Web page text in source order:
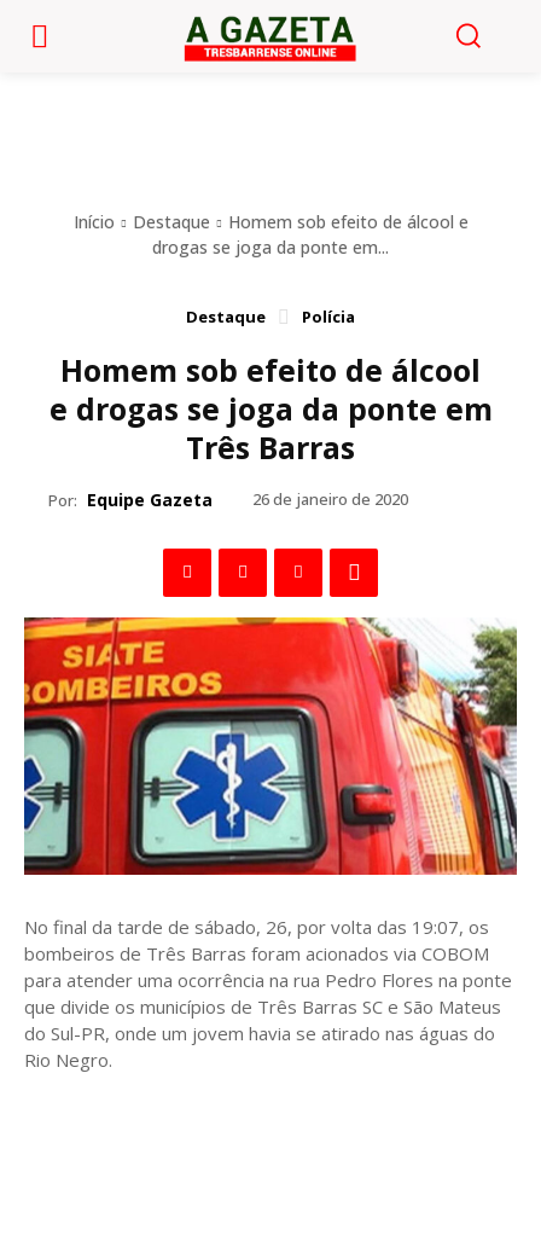
Início Destaque
Homem sob efeito de álcool e
drogas se joga da ponte em...
Destaque Polícia
Homem sob efeito de álcool
e drogas se joga da ponte em
Três Barras
Por: Equipe Gazeta 26 de janeiro de 2020
No final da tarde de sábado, 26, por volta das 19:07, os
bombeiros de Três Barras foram acionados via COBOM
para atender uma ocorrência na rua Pedro Flores na ponte
que divide os municípios de Três Barras SC e São Mateus
do Sul-PR, onde um jovem havia se atirado nas águas do
Rio Negro.